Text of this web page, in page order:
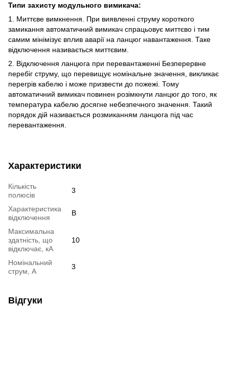
Типи захисту модульного вимикача:
1. Миттєве вимкнення. При виявленні струму короткого
замикання автоматичний вимикач спрацьовує миттєво і тим
самим мінімізує вплив аварії на ланцюг навантаження. Таке
відключення називається миттєвим.
2. Відключення ланцюга при перевантаженні Безперервне
перебіг струму, що перевищує номінальне значення, викликає
перегрів кабелю і може призвести до пожежі. Тому
автоматичний вимикач повинен розімкнути ланцюг до того, як
температура кабелю досягне небезпечного значення. Такий
порядок дій називається розмиканням ланцюга під час
перевантаження.
Характеристики
Кількість
полюсів
3
Характеристика
відключення
B
Максимальна
здатність, що
відключає, кА
10
Номінальний
струм, А
3
Відгуки